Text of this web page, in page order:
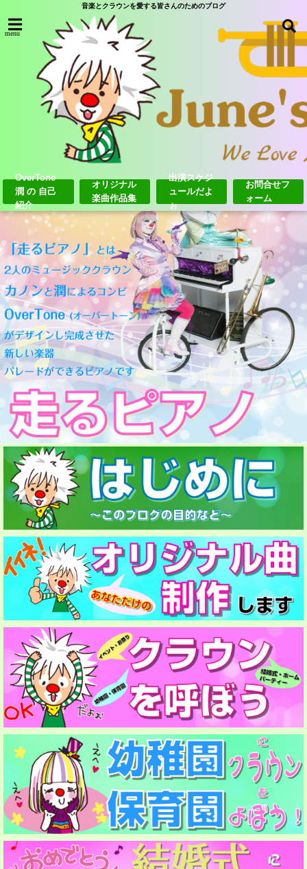
音楽とクラウンを愛する皆さんのためのブログ
menu
OverTone
潤 の 自己
紹介
オリジナル
楽曲作品集
出演スケジ
ュールだよ
ぉ
お問合せフ
ォーム